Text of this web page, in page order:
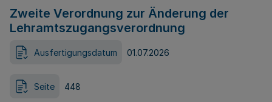
Zweite Verordnung zur Änderung der
Lehramtszugangsverordnung
Ausfertigungsdatum 01.07.2026
Seite 448